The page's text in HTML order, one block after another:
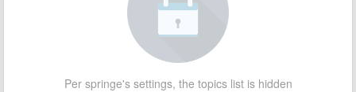
Per springe's settings, the topics list is hidden